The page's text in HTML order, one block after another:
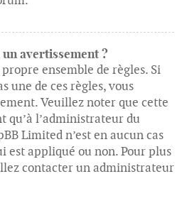
avertissement ?
ensemble de règles. Si
une de ces règles, vous
Veuillez noter que cette
qu’à l’administrateur du
Limited n’est en aucun cas
est appliqué ou non. Pour plus
contacter un administrateur